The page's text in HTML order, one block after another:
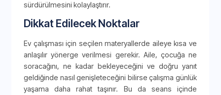
sürdürülmesini kolaylaştırır.
Dikkat Edilecek Noktalar
Ev çalışması için seçilen materyallerde aileye kısa ve
anlaşılır yönerge verilmesi gerekir. Aile, çocuğa ne
soracağını, ne kadar bekleyeceğini ve doğru yanıt
geldiğinde nasıl genişleteceğini bilirse çalışma günlük
yaşama daha rahat taşınır. Bu da seans içinde